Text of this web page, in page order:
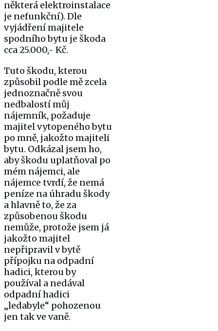
některá elektroinstalace
je nefunkční). Dle
vyjádření majitele
spodního bytu je škoda
cca 25.000,- Kč.
Tuto škodu, kterou
způsobil podle mě zcela
jednoznačně svou
nedbalostí můj
nájemník, požaduje
majitel vytopeného bytu
po mně, jakožto majiteli
bytu. Odkázal jsem ho,
aby škodu uplatňoval po
mém nájemci, ale
nájemce tvrdí, že nemá
peníze na úhradu škody
a hlavně to, že za
způsobenou škodu
nemůže, protože jsem já
jakožto majitel
nepřipravil v bytě
přípojku na odpadní
hadici, kterou by
používal a nedával
odpadní hadici
„ledabyle“ pohozenou
jen tak ve vaně.